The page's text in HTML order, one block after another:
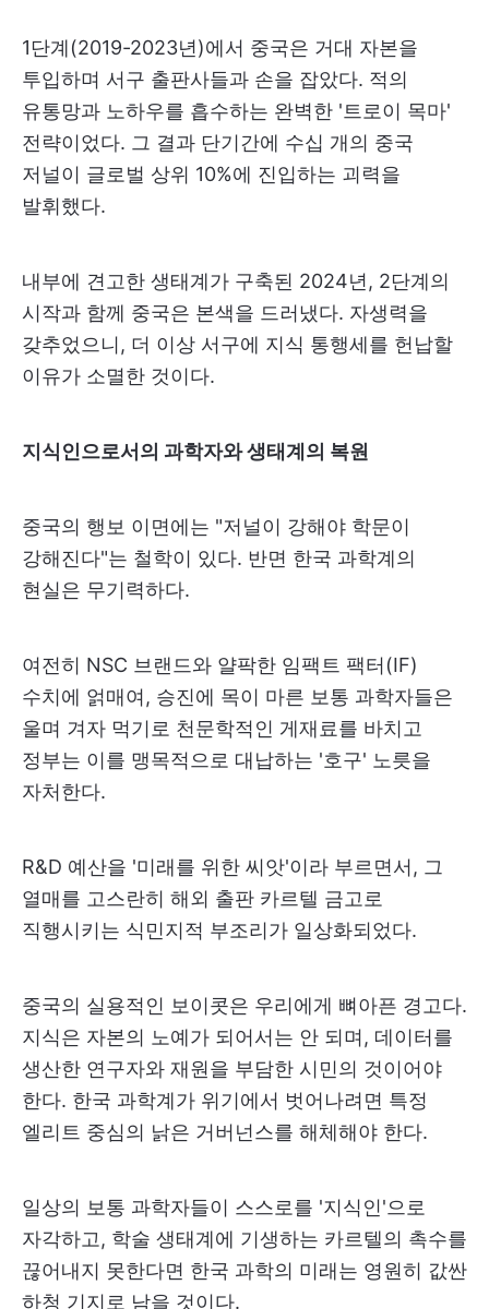
1단계(2019-2023년)에서 중국은 거대 자본을
투입하며 서구 출판사들과 손을 잡았다. 적의
유통망과 노하우를 흡수하는 완벽한 '트로이 목마'
전략이었다. 그 결과 단기간에 수십 개의 중국
저널이 글로벌 상위 10%에 진입하는 괴력을
발휘했다.
내부에 견고한 생태계가 구축된 2024년, 2단계의
시작과 함께 중국은 본색을 드러냈다. 자생력을
갖추었으니, 더 이상 서구에 지식 통행세를 헌납할
이유가 소멸한 것이다.
지식인으로서의 과학자와 생태계의 복원
중국의 행보 이면에는 "저널이 강해야 학문이
강해진다"는 철학이 있다. 반면 한국 과학계의
현실은 무기력하다.
여전히 NSC 브랜드와 얄팍한 임팩트 팩터(IF)
수치에 얽매여, 승진에 목이 마른 보통 과학자들은
울며 겨자 먹기로 천문학적인 게재료를 바치고
정부는 이를 맹목적으로 대납하는 '호구' 노릇을
자처한다.
R&D 예산을 '미래를 위한 씨앗'이라 부르면서, 그
열매를 고스란히 해외 출판 카르텔 금고로
직행시키는 식민지적 부조리가 일상화되었다.
중국의 실용적인 보이콧은 우리에게 뼈아픈 경고다.
지식은 자본의 노예가 되어서는 안 되며, 데이터를
생산한 연구자와 재원을 부담한 시민의 것이어야
한다. 한국 과학계가 위기에서 벗어나려면 특정
엘리트 중심의 낡은 거버넌스를 해체해야 한다.
일상의 보통 과학자들이 스스로를 '지식인'으로
자각하고, 학술 생태계에 기생하는 카르텔의 촉수를
끊어내지 못한다면 한국 과학의 미래는 영원히 값싼
하청 기지로 남을 것이다.